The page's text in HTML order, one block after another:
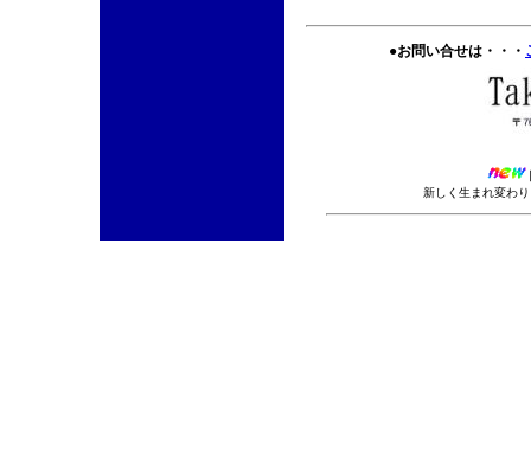
●お問い合せは・・・
新しく生まれ変わ